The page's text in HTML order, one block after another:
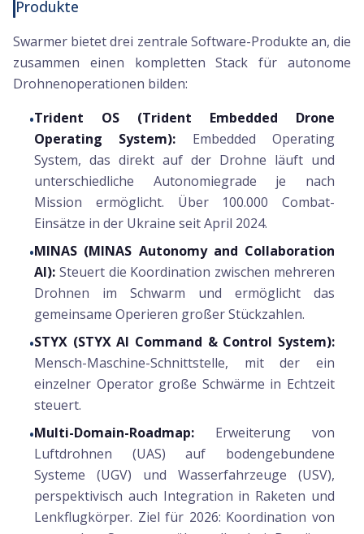
Produkte
Swarmer bietet drei zentrale Software-Produkte an, die
zusammen einen kompletten Stack für autonome
Drohnenoperationen bilden:
•Trident OS (Trident Embedded Drone
Operating System): Embedded Operating
System, das direkt auf der Drohne läuft und
unterschiedliche Autonomiegrade je nach
Mission ermöglicht. Über 100.000 Combat-
Einsätze in der Ukraine seit April 2024.
•MINAS (MINAS Autonomy and Collaboration
AI): Steuert die Koordination zwischen mehreren
Drohnen im Schwarm und ermöglicht das
gemeinsame Operieren großer Stückzahlen.
•STYX (STYX AI Command & Control System):
Mensch-Maschine-Schnittstelle, mit der ein
einzelner Operator große Schwärme in Echtzeit
steuert.
•Multi-Domain-Roadmap: Erweiterung von
Luftdrohnen (UAS) auf bodengebundene
Systeme (UGV) und Wasserfahrzeuge (USV),
perspektivisch auch Integration in Raketen und
Lenkflugkörper. Ziel für 2026: Koordination von